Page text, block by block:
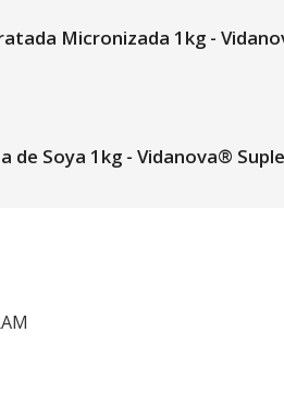
Micronizada 1kg -
de Soya 1kg - Vidanova®